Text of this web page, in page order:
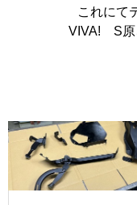
これにて
VIVA! S原